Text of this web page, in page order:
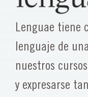
Lenguae tiene
lenguaje de
nuestros
y expresarse